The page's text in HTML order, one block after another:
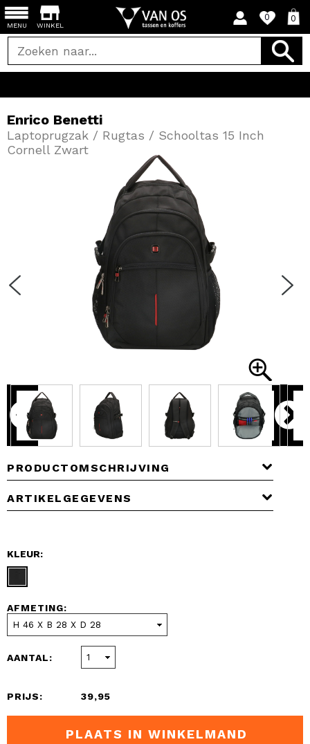
WINKEL
0 0
MENU
PRODUCTOMSCHRIJVING
ARTIKELGEGEVENS
Enrico Benetti
Laptoprugzak / Rugtas / Schooltas 15 Inch
Cornell Zwart
KLEUR:
AFMETING:
AANTAL:
PRIJS: 39,95
PLAATS IN WINKELMAND